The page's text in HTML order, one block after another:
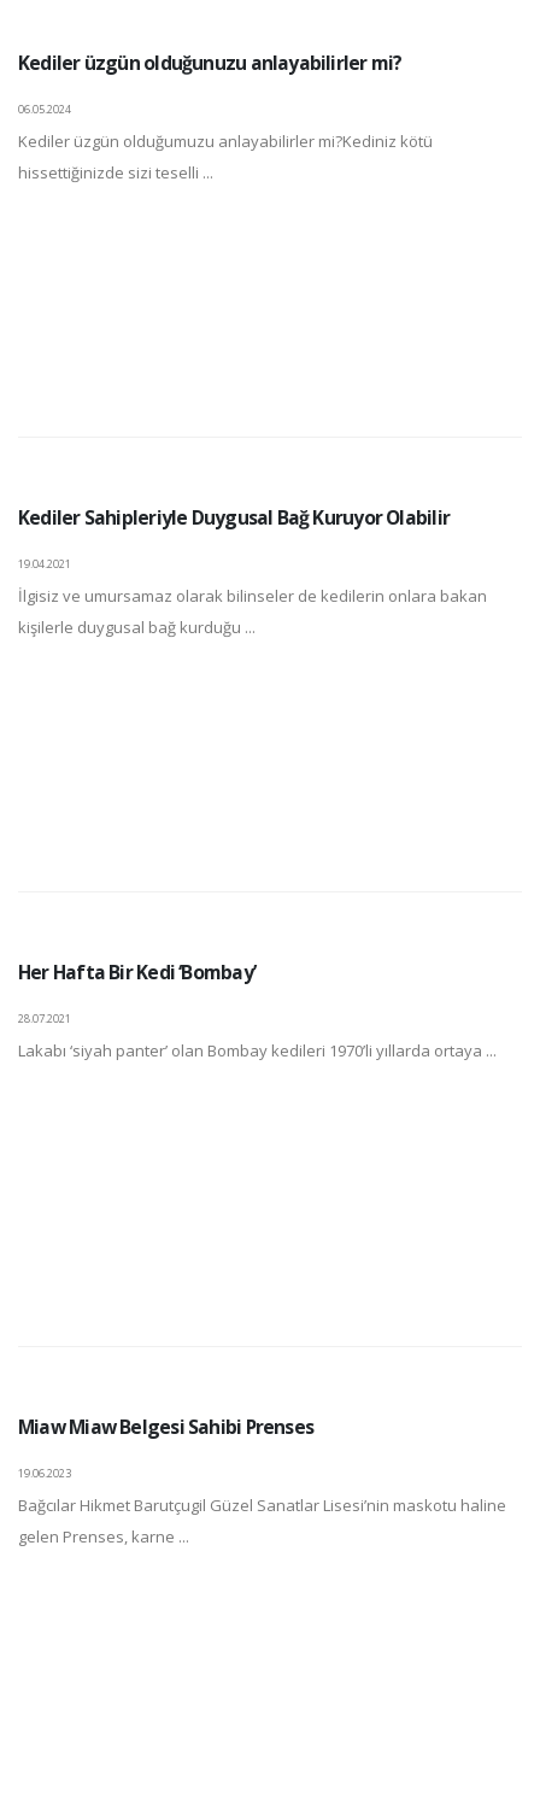
Kediler üzgün olduğunuzu anlayabilirler mi?
06.05.2024
Kediler üzgün olduğumuzu anlayabilirler mi?Kediniz kötü
hissettiğinizde sizi teselli ...
Kediler Sahipleriyle Duygusal Bağ Kuruyor Olabilir
19.04.2021
İlgisiz ve umursamaz olarak bilinseler de kedilerin onlara bakan
kişilerle duygusal bağ kurduğu ...
Her Hafta Bir Kedi ‘Bombay’
28.07.2021
Lakabı ‘siyah panter’ olan Bombay kedileri 1970’li yıllarda ortaya ...
Miaw Miaw Belgesi Sahibi Prenses
19.06.2023
Bağcılar Hikmet Barutçugil Güzel Sanatlar Lisesi’nin maskotu haline
gelen Prenses, karne ...